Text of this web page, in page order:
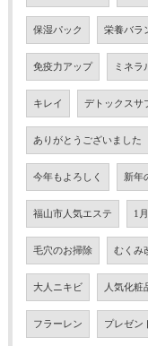
保湿パック 栄養バラ
免疫力アップ ミネラ
キレイ デトックスサ
ありがとうございました
今年もよろしく 新年
福山市人気エステ 1
毛穴のお掃除 むくみ
大人ニキビ 人気化粧
フラーレン プレゼン